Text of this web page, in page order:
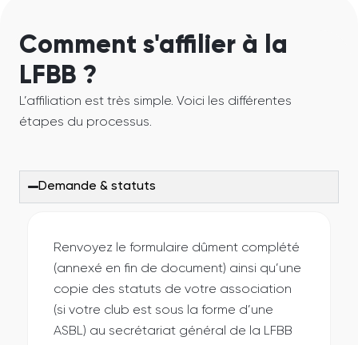
Comment s'affilier à la
LFBB ?
L’affiliation est très simple. Voici les différentes
étapes du processus.
Demande & statuts
Renvoyez le formulaire dûment complété
(annexé en fin de document) ainsi qu’une
copie des statuts de votre association
(si votre club est sous la forme d’une
ASBL) au secrétariat général de la LFBB